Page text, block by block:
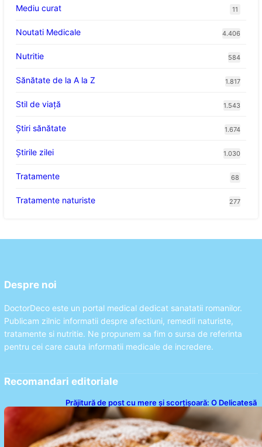
Mediu curat 11
Noutati Medicale 4.406
Nutritie 584
Sănătate de la A la Z 1.817
Stil de viaţă 1.543
Ştiri sănătate 1.674
Știrile zilei 1.030
Tratamente 68
Tratamente naturiste 277
Despre noi
DoctorDeco este un portal medical dedicat sanatatii romanilor.
Publicam zilnic informatii despre afectiuni, remedii naturiste,
tratamente si nutritie. Ne propunem sa fim o sursa de referinta
pentru cei care cauta informatii medicale de incredere.
Recomandari editoriale
Prăjitură de post cu mere și scorțișoară: O Delicatesă
Dulce pentru Postul Adormirii Maicii Domnului